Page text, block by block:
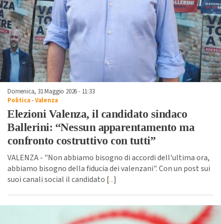
Domenica, 31 Maggio 2026 - 11:33
Politica-Valenza
Elezioni Valenza, il candidato sindaco
Ballerini: “Nessun apparentamento ma
confronto costruttivo con tutti”
VALENZA - "Non abbiamo bisogno di accordi dell'ultima ora,
abbiamo bisogno della fiducia dei valenzani". Con un post sui
suoi canali social il candidato [...]